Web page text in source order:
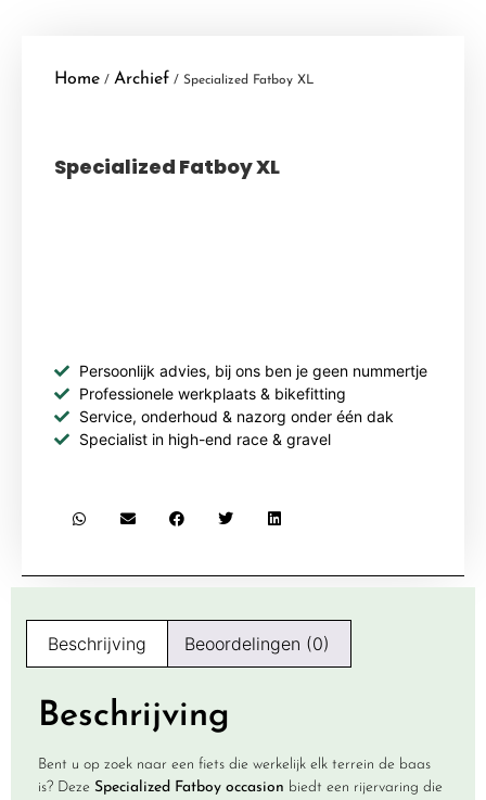
Home / Archief / Specialized Fatboy XL
Specialized Fatboy XL
Persoonlijk advies, bij ons ben je geen nummertje
Professionele werkplaats & bikefitting
Service, onderhoud & nazorg onder één dak
Specialist in high-end race & gravel
Beschrijving Beoordelingen (0)
Beschrijving
Bent u op zoek naar een fiets die werkelijk elk terrein de baas
is? Deze Specialized Fatboy occasion biedt een rijervaring die